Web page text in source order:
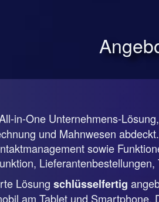
in-One Unternehmens-
und Mahnwesen
sowie
Lieferantenbestellungen,
Lösung schlüsselfertig
am Tablet und Smartphone.